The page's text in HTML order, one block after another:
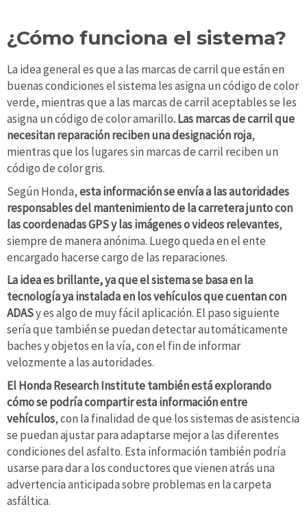
¿Cómo funciona el sistema?
La idea general es que a las marcas de carril que están en
buenas condiciones el sistema les asigna un código de color
verde, mientras que a las marcas de carril aceptables se les
asigna un código de color amarillo. Las marcas de carril que
necesitan reparación reciben una designación roja,
mientras que los lugares sin marcas de carril reciben un
código de color gris.
Según Honda,esta información se envía a las autoridades
responsables del mantenimiento de la carretera junto con
las coordenadas GPS y las imágenes o videos relevantes,
siempre de manera anónima. Luego queda en el ente
encargado hacerse cargo de las reparaciones.
La idea es brillante, ya que el sistema se basa en la
tecnología ya instalada en los vehículos que cuentan con
ADASy es algo de muy fácil aplicación. El paso siguiente
sería que también se puedan detectar automáticamente
baches y objetos en la vía, con el fin de informar
velozmente a las autoridades.
El Honda Research Institute también está explorando
cómo se podría compartir esta información entre
vehículos, con la finalidad de que los sistemas de asistencia
se puedan ajustar para adaptarse mejor a las diferentes
condiciones del asfalto. Esta información también podría
usarse para dar a los conductores que vienen atrás una
advertencia anticipada sobre problemas en la carpeta
asfáltica.